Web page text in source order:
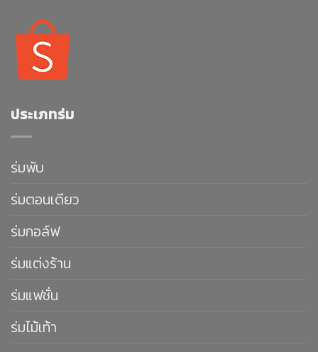
ประเภทร่ม
ร่มพับ
ร่มตอนเดียว
ร่มกอล์ฟ
ร่มแต่งร้าน
ร่มแฟชั่น
ร่มไม้เท้า